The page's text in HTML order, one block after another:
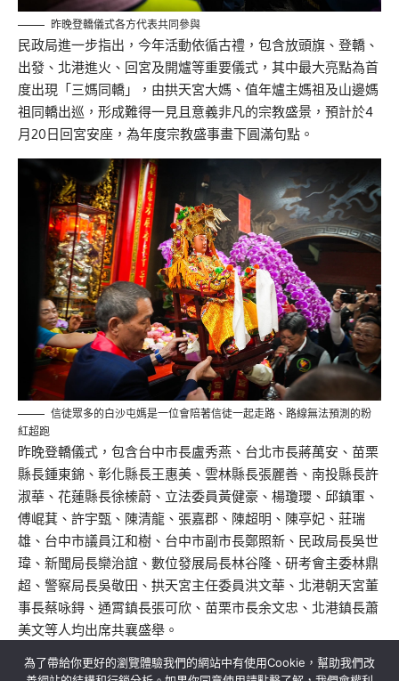
昨晚登轎儀式各方代表共同參與
民政局進一步指出，今年活動依循古禮，包含放頭旗、登轎、
出發、北港進火、回宮及開爐等重要儀式，其中最大亮點為首
度出現「三媽同轎」，由拱天宮大媽、值年爐主媽祖及山邊媽
祖同轎出巡，形成難得一見且意義非凡的宗教盛景，預計於4
月20日回宮安座，為年度宗教盛事畫下圓滿句點。
信徒眾多的白沙屯媽是一位會陪著信徒一起走路、路線無法預測的粉
紅超跑
昨晚登轎儀式，包含台中市長盧秀燕、台北市長蔣萬安、苗栗
縣長鍾東錦、彰化縣長王惠美、雲林縣長張麗善、南投縣長許
淑華、花蓮縣長徐榛蔚、立法委員黃健豪、楊瓊瓔、邱鎮軍、
傅崐萁、許宇甄、陳清龍、張嘉郡、陳超明、陳亭妃、莊瑞
雄、台中市議員江和樹、台中市副市長鄭照新、民政局長吳世
瑋、新聞局長欒治誼、數位發展局長林谷隆、研考會主委林鼎
超、警察局長吳敬田、拱天宮主任委員洪文華、北港朝天宮董
事長蔡咏鍀、通霄鎮長張可欣、苗栗市長余文忠、北港鎮長蕭
美文等人均出席共襄盛舉。
為了帶給你更好的瀏覽體驗我們的網站中有使用Cookie，幫助我們改